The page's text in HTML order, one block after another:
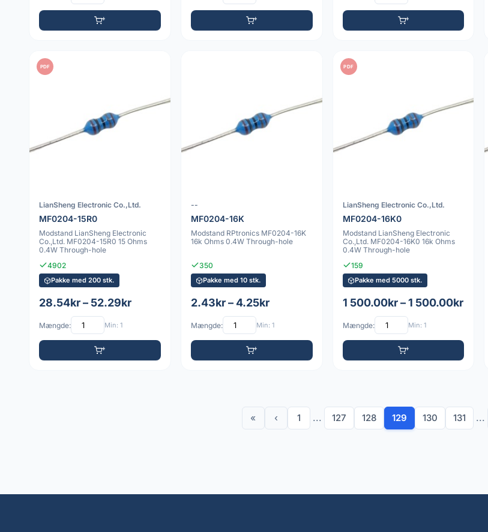
PDF
LianSheng Electronic Co.,Ltd.
MF0204-15R0
Modstand LianSheng Electronic
Co.,Ltd. MF0204-15R0 15 Ohms
0.4W Through-hole
4902
Pakke med 200 stk.
28.54kr – 52.29kr
Mængde: Min: 1
--
MF0204-16K
Modstand RPtronics MF0204-16K
16k Ohms 0.4W Through-hole
350
Pakke med 10 stk.
2.43kr – 4.25kr
Mængde: Min: 1
PDF
LianSheng Electronic Co.,Ltd.
MF0204-16K0
Modstand LianSheng Electronic
Co.,Ltd. MF0204-16K0 16k Ohms
0.4W Through-hole
159
Pakke med 5000 stk.
1 500.00kr – 1 500.00kr
Mængde: Min: 1
« ‹ 1 ... 127 128 129 130 131 ...